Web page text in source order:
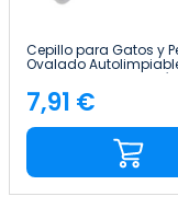
Cepillo para Gatos y
Ovalado
Antienredos con Botón
Liberación Glückpet
Precio
7,91 €